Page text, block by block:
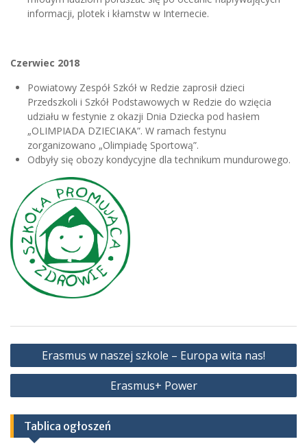
informacji, plotek i kłamstw w Internecie.
Czerwiec 2018
Powiatowy Zespół Szkół w Redzie zaprosił dzieci
Przedszkoli i Szkół Podstawowych w Redzie do wzięcia
udziału w festynie z okazji Dnia Dziecka pod hasłem
„OLIMPIADA DZIECIAKA”. W ramach festynu
zorganizowano „Olimpiadę Sportową”.
Odbyły się obozy kondycyjne dla technikum mundurowego.
Nawigacja
wpisu
Erasmus w naszej szkole – Europa wita nas!
Erasmus+ Power
Tablica ogłoszeń